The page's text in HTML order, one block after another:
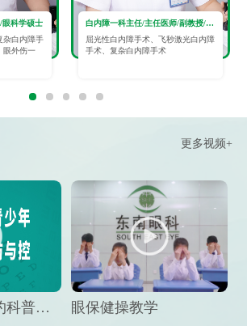
眼科学硕士
杂白内障手
眼外伤一
白内障一科主任/主任医师/副教授/眼科学硕士
屈光性白内障手术、飞秒激光白内障
手术、复杂白内障手术
更多视频+
专家做客《乡约科普》栏目，预防孩子近视竟然这么“简单” 眼保健操教学